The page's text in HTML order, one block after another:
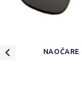
NAOČARE